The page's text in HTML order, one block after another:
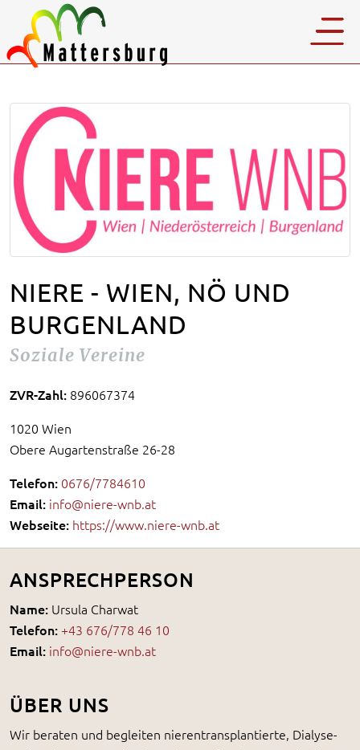
NIERE - WIEN, NÖ UND
BURGENLAND
Soziale Vereine
ZVR-Zahl: 896067374
1020 Wien
Obere Augartenstraße 26-28
Telefon: 0676/7784610
Email: info@niere-wnb.at
Webseite: https://www.niere-wnb.at
ANSPRECHPERSON
Name: Ursula Charwat
Telefon: +43 676/778 46 10
Email: info@niere-wnb.at
ÜBER UNS
Wir beraten und begleiten nierentransplantierte, Dialyse-